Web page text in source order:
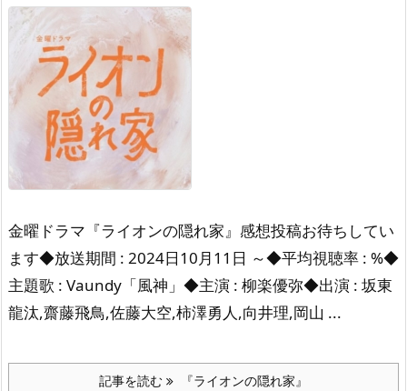
金曜ドラマ『ライオンの隠れ家』感想投稿お待ちしてい
ます◆放送期間 : 2024日10月11日 ～◆平均視聴率 : %◆
主題歌 : Vaundy「風神」◆主演 : 柳楽優弥◆出演 : 坂東
龍汰,齋藤飛鳥,佐藤大空,柿澤勇人,向井理,岡山 ...
記事を読む 『ライオンの隠れ家』